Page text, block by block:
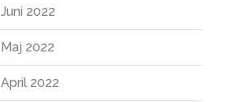
Juni 2022
Maj 2022
April 2022